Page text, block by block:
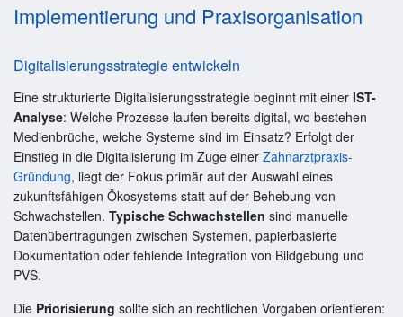
Implementierung und Praxisorganisation
Digitalisierungsstrategie entwickeln
Eine strukturierte Digitalisierungsstrategie beginnt mit einer IST-
Analyse: Welche Prozesse laufen bereits digital, wo bestehen
Medienbrüche, welche Systeme sind im Einsatz? Erfolgt der
Einstieg in die Digitalisierung im Zuge einer Zahnarztpraxis-
Gründung, liegt der Fokus primär auf der Auswahl eines
zukunftsfähigen Ökosystems statt auf der Behebung von
Schwachstellen. Typische Schwachstellen sind manuelle
Datenübertragungen zwischen Systemen, papierbasierte
Dokumentation oder fehlende Integration von Bildgebung und
PVS.
Die Priorisierung sollte sich an rechtlichen Vorgaben orientieren: